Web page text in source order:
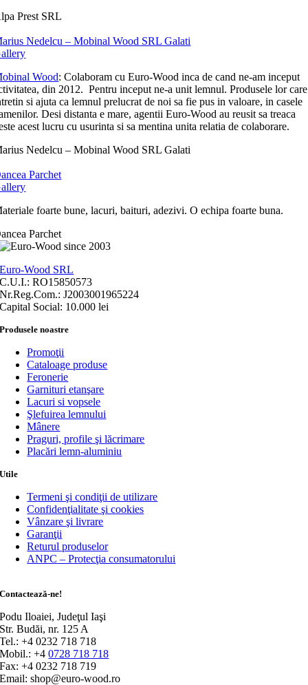
Prest SRL
Nedelcu – Mobinal Wood SRL Galati
Wood: Colaboram cu Euro-Wood inca de cand ne-am inceput
din 2012. Pentru inceput ne-a unit lemnul. Produsele lor care
si ajuta ca lemnul prelucrat de noi sa fie pus in valoare, in casele
Desi distanta e mare, agentii Euro-Wood au reusit sa treaca
acest lucru cu usurinta si sa mentina unita relatia de colaborare.
Nedelcu – Mobinal Wood SRL Galati
Parchet
foarte bune, lacuri, baituri, adezivi. O echipa foarte buna.
Parchet
Euro-Wood SRL
C.U.I.: RO15850573
Nr.Reg.Com.: J2003001965224
Capital Social: 10.000 lei
Produsele noastre
Promoţii
Cataloage produse
Feronerie
Garnituri etanşare
Lacuri si vopsele
Şlefuirea lemnului
Mânere
Praguri, profile şi lăcrimare
Placări lemn-aluminiu
Utile
Termeni şi condiţii de utilizare
Confidenţialitate şi cookies
Vânzare şi livrare
Garanţii
Returul produselor
ANPC – Protecţia consumatorului
Contactează-ne!
Podu Iloaiei, Judeţul Iaşi
Str. Budăi, nr. 125 A
Tel.: +4 0232 718 718
Mobil.: +40728 718 718
Fax: +4 0232 718 719
Email: shop@euro-wood.ro